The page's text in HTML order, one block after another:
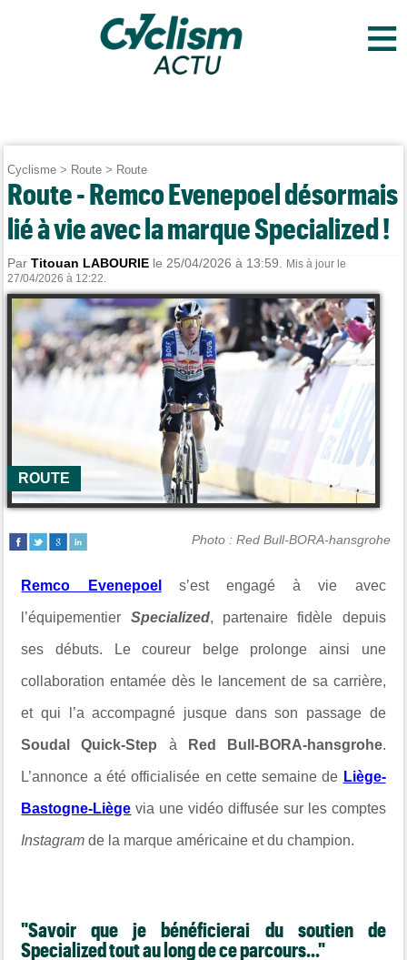
≡
Cyclisme > Route > Route
Route - Remco Evenepoel désormais
lié à vie avec la marque Specialized !
ParTitouan LABOURIE le 25/04/2026 à 13:59.
Mis à jour le
27/04/2026 à 12:22.
ROUTE
Photo : Red Bull-BORA-hansgrohe
Remco Evenepoel s’est engagé à vie avec
l’équipementier Specialized, partenaire fidèle depuis
ses débuts. Le coureur belge prolonge ainsi une
collaboration entamée dès le lancement de sa carrière,
et qui l’a accompagné jusque dans son passage de
Soudal Quick-Step à Red Bull-BORA-hansgrohe.
L’annonce a été officialisée en cette semaine de Liège-
Bastogne-Liège via une vidéo diffusée sur les comptes
Instagramde la marque américaine et du champion.
"Savoir que je bénéficierai du soutien de
Specialized tout au long de ce parcours..."